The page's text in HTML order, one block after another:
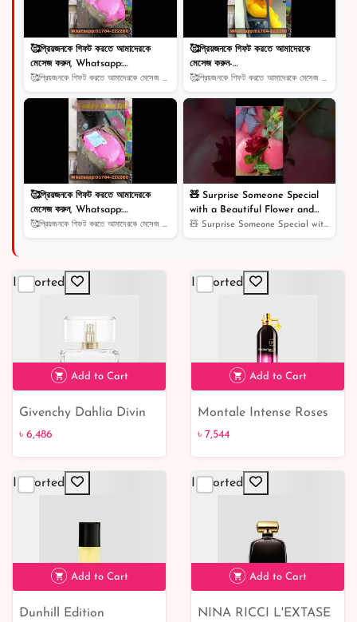
🥰প্রিয়জনকে গিফট করতে আমাদেরকে
মেসেজ করুন, Whatsapp:
01784222266
🥰প্রিয়জনকে গিফট করতে আমাদেরকে মেসেজ করুন, Whatsapp: 0...
🥰প্রিয়জনকে গিফট করতে আমাদেরকে
মেসেজ করুন-
facebook.com/teddygiftbd
🥰প্রিয়জনকে গিফট করতে আমাদেরকে মেসেজ করুন-facebook.com...
🥰প্রিয়জনকে গিফট করতে আমাদেরকে
মেসেজ করুন, Whatsapp:
01784222266
🥰প্রিয়জনকে গিফট করতে আমাদেরকে মেসেজ করুন, Whatsapp: 0...
🧸 Surprise Someone Special
with a Beautiful Flower and
Cuddly Teddy Bear 🌈
🧸 Surprise Someone Special with a Beautiful Flower and...
Imported
Add to Cart
Givenchy Dahlia Divin
Eau Initiale
৳ 6,486
Imported
Add to Cart
Montale Intense Roses
Musk
৳ 7,544
Imported
Add to Cart
Dunhill Edition
Imported
Add to Cart
NINA RICCI L'EXTASE